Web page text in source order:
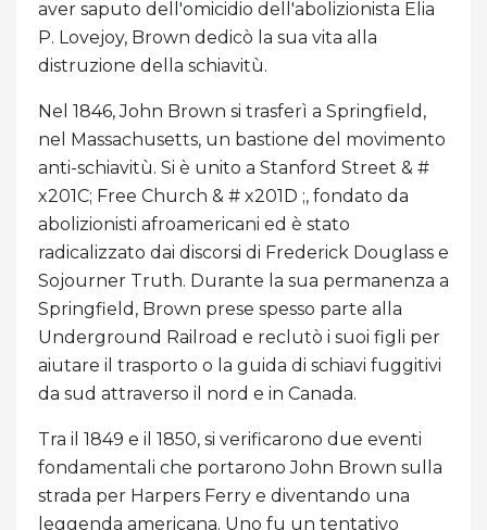
aver saputo dell'omicidio dell'abolizionista Elia
P. Lovejoy, Brown dedicò la sua vita alla
distruzione della schiavitù.
Nel 1846, John Brown si trasferì a Springfield,
nel Massachusetts, un bastione del movimento
anti-schiavitù. Si è unito a Stanford Street & #
x201C; Free Church & # x201D ;, fondato da
abolizionisti afroamericani ed è stato
radicalizzato dai discorsi di Frederick Douglass e
Sojourner Truth. Durante la sua permanenza a
Springfield, Brown prese spesso parte alla
Underground Railroad e reclutò i suoi figli per
aiutare il trasporto o la guida di schiavi fuggitivi
da sud attraverso il nord e in Canada.
Tra il 1849 e il 1850, si verificarono due eventi
fondamentali che portarono John Brown sulla
strada per Harpers Ferry e diventando una
leggenda americana. Uno fu un tentativo